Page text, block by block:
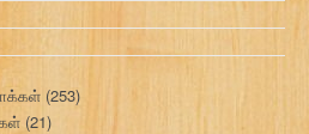
(253)
(21)